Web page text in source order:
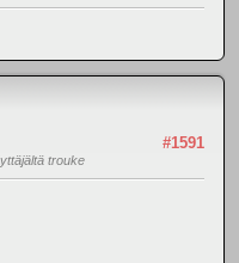
#1591
trouke